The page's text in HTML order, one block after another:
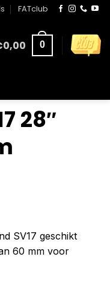
FATclub
0,00 0
28″
SV17 geschikt
60 mm voor